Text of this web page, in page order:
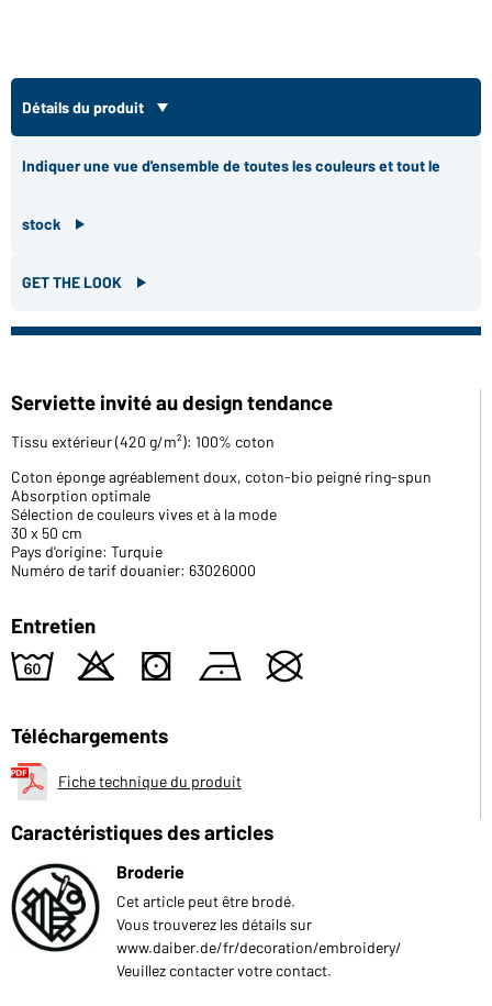
Détails du produit
Indiquer une vue d'ensemble de toutes les couleurs et tout le
stock
GET THE LOOK
Serviette invité au design tendance
Tissu extérieur (420 g/m²): 100% coton
Coton éponge agréablement doux, coton-bio peigné ring-spun
Absorption optimale
Sélection de couleurs vives et à la mode
30 x 50 cm
Pays d'origine: Turquie
Numéro de tarif douanier: 63026000
Entretien
4 o s n U
Téléchargements
Fiche technique du produit
Caractéristiques des articles
Broderie
Cet article peut être brodé.
Vous trouverez les détails sur
www.daiber.de/fr/decoration/embroidery/
Veuillez contacter votre contact.